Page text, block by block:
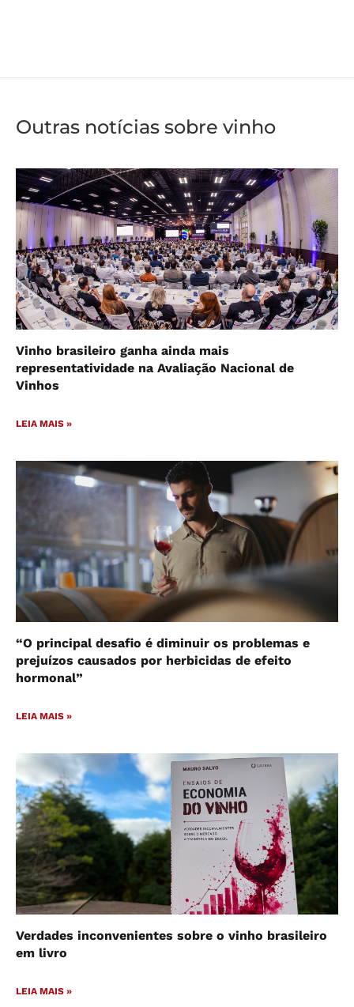
Outras notícias sobre vinho
Vinho brasileiro ganha ainda mais
representatividade na Avaliação Nacional de
Vinhos
LEIA MAIS »
“O principal desafio é diminuir os problemas e
prejuízos causados por herbicidas de efeito
hormonal”
LEIA MAIS »
Verdades inconvenientes sobre o vinho brasileiro
em livro
LEIA MAIS »